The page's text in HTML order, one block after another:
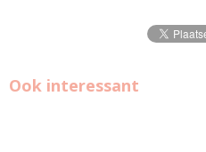
Ook interessant